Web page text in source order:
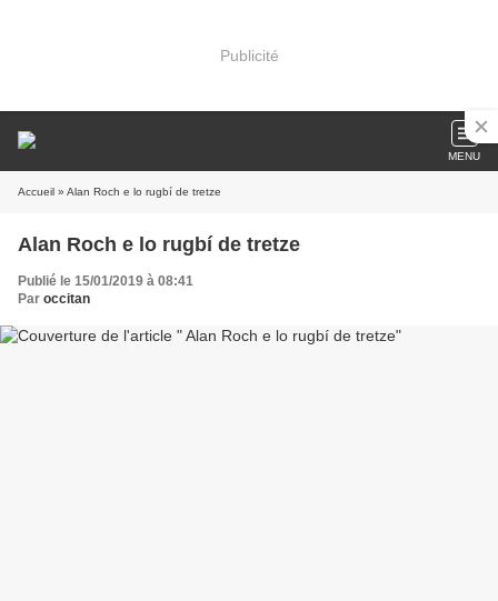
Publicité
MENU
Accueil » Alan Roch e lo rugbí de tretze
Alan Roch e lo rugbí de tretze
Publié le 15/01/2019 à 08:41
Par occitan